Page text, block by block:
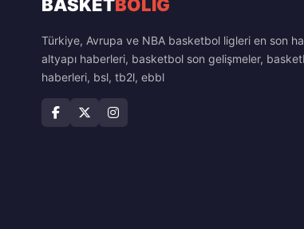
BASKETBOLİG
Türkiye, Avrupa ve NBA basketbol ligleri en son
altyapı haberleri, basketbol son gelişmeler,
haberleri, bsl, tb2l, ebbl